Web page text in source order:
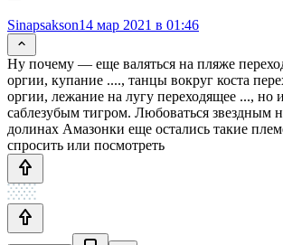
Sinapsakson14 мар 2021 в 01:46
Ну почему — еще валяться на пляже
оргии, купание ...., танцы вокруг коста
оргии, лежание на лугу переходящее ..., но
саблезубым тигром. Любоваться
долинах Амазонки еще остались такие
спросить или посмотреть